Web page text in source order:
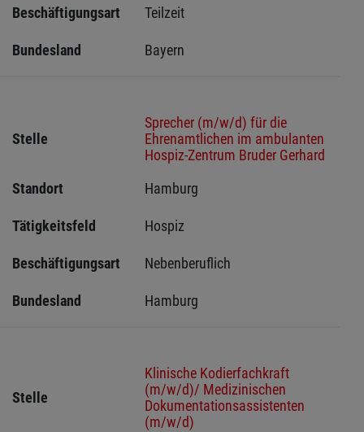
Beschäftigungsart Teilzeit
Bundesland Bayern
Stelle
Sprecher (m/w/d) für die
Ehrenamtlichen im ambulanten
Hospiz-Zentrum Bruder Gerhard
Standort
Hamburg
Tätigkeitsfeld Hospiz
Beschäftigungsart Nebenberuflich
Bundesland Hamburg
Stelle
Klinische Kodierfachkraft
(m/w/d)/ Medizinischen
Dokumentationsassistenten
(m/w/d)